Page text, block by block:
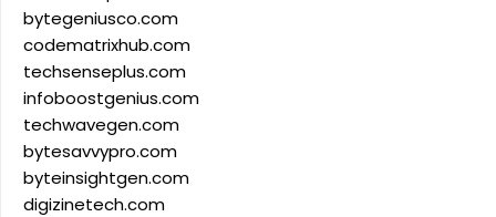
bytegeniusco.com
codematrixhub.com
techsenseplus.com
infoboostgenius.com
techwavegen.com
bytesavvypro.com
byteinsightgen.com
digizinetech.com